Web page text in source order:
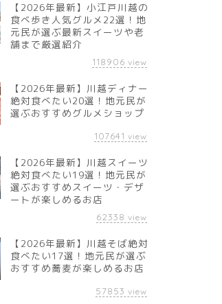
【2026年最新】小江戸川越の
食べ歩き人気グルメ22選！地
元民が選ぶ最新スイーツや老
舗まで厳選紹介
118906 view
【2026年最新】川越ディナー
絶対食べたい20選！地元民が
選ぶおすすめグルメショップ
107641 view
【2026年最新】川越スイーツ
絶対食べたい19選！地元民が
選ぶおすすめスイーツ・デザ
ートが楽しめるお店
62338 view
【2026年最新】川越そば絶対
食べたい17選！地元民が選ぶ
おすすめ蕎麦が楽しめるお店
57853 view